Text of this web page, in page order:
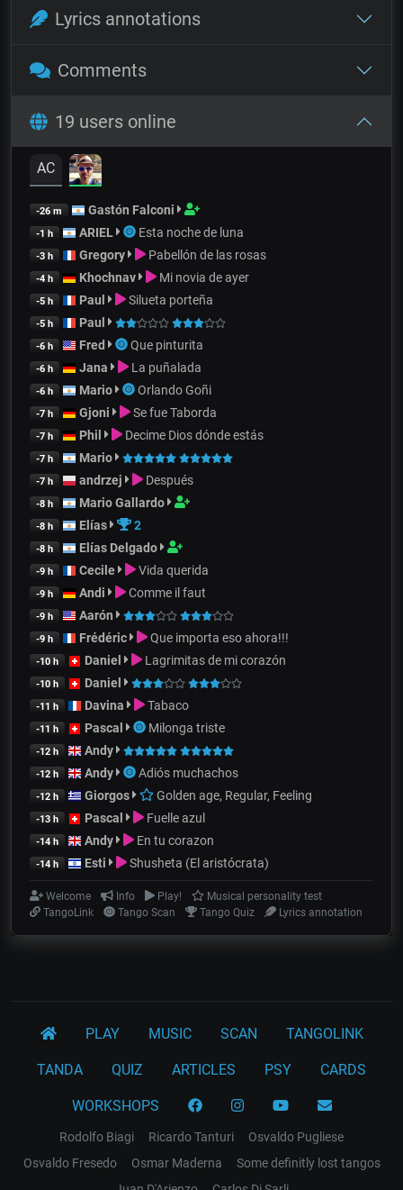
Lyrics annotations
Comments
19 users online
AC
-26 m Gastón Falconi
-1 h ARIEL Esta noche de luna
-3 h Gregory Pabellón de las rosas
-4 h Khochnav Mi novia de ayer
-5 h Paul Silueta porteña
-5 h Paul
-6 h Fred Que pinturita
-6 h Jana La puñalada
-6 h Mario Orlando Goñi
-7 h Gjoni Se fue Taborda
-7 h Phil Decime Dios dónde estás
-7 h Mario
-7 h andrzej Después
-8 h Mario Gallardo
-8 h Elías 2
-8 h Elías Delgado
-9 h Cecile Vida querida
-9 h Andi Comme il faut
-9 h Aarón
-9 h Frédéric Que importa eso ahora!!!
-10 h Daniel Lagrimitas de mi corazón
-10 h Daniel
-11 h Davina Tabaco
-11 h Pascal Milonga triste
-12 h Andy
-12 h Andy Adiós muchachos
-12 h Giorgos Golden age, Regular, Feeling
-13 h Pascal Fuelle azul
-14 h Andy En tu corazon
-14 h Esti Shusheta (El aristócrata)
Welcome Info Play!
Musical personality test
TangoLink
Tango Scan Tango Quiz Lyrics annotation
PLAY MUSIC SCAN TANGOLINK
TANDA QUIZ ARTICLES PSY CARDS
WORKSHOPS
Rodolfo Biagi Ricardo Tanturi
Osvaldo Pugliese
Osvaldo Fresedo
Osmar Maderna
Some definitly lost tangos